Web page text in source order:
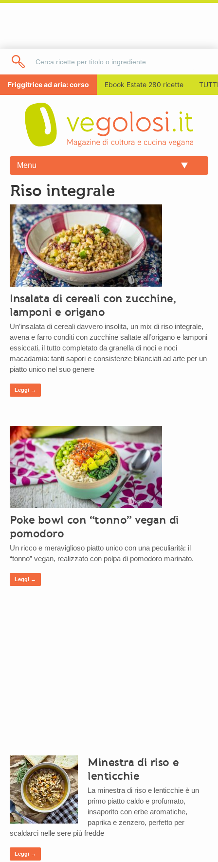
Friggitrice ad aria: corso Ebook Estate 280 ricette
Menu
riso integrale
Insalata di cereali con zucchine,
lamponi e origano
Un’insalata di cereali davvero insolita, un mix di riso integrale,
avena e farro conditi con zucchine saltate all’origano e lamponi
essiccati, il tutto completato da granella di noci e noci
macadamia: tanti sapori e consistenze bilanciati ad arte per un
piatto unico nel suo genere
Leggi →
Poke bowl con “tonno” vegan di
pomodoro
Un ricco e meraviglioso piatto unico con una peculiarità: il
“tonno” vegan, realizzato con polpa di pomodoro marinato.
Leggi →
Minestra di riso e
lenticchie
La minestra di riso e lenticchie è un
primo piatto caldo e profumato,
insaporito con erbe aromatiche,
paprika e zenzero, perfetto per
scaldarci nelle sere più fredde
Leggi →